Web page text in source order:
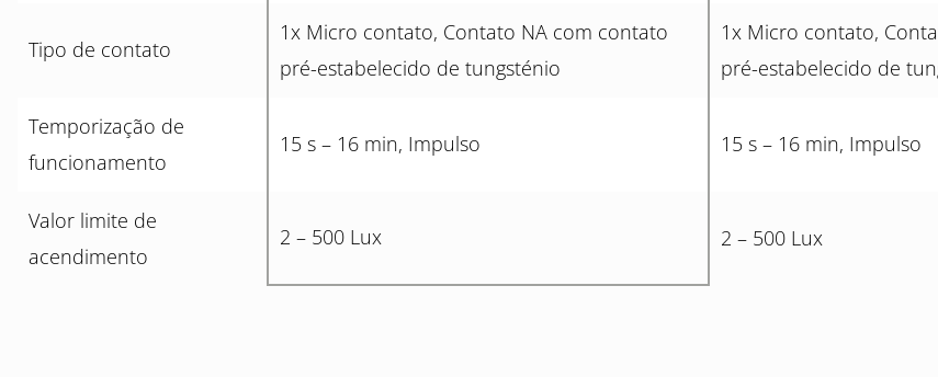
Tipo de contato
1x Micro contato, Contato NA com contato
pré-estabelecido de tungsténio
1x Micro contato,
pré-estabelecido de
Temporização de
funcionamento
15 s – 16 min, Impulso 15 s – 16 min, Impulso
Valor limite de
acendimento
2 – 500 Lux 2 – 500 Lux